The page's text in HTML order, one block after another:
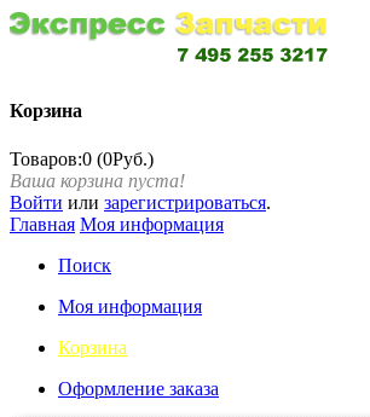
Корзина
Товаров:0 (0Руб.)
Ваша корзина пуста!
Войти или зарегистрироваться.
Главная Моя информация
Поиск
Моя информация
Корзина
Оформление заказа